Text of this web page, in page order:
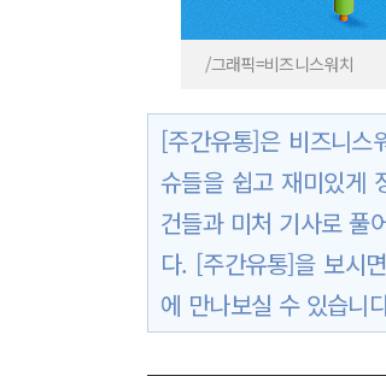
/그래픽=비즈니스워치
[주간유통]은 비즈니스
슈들을 쉽고 재미있게
건들과 미처 기사로 풀
다. [주간유통]을 보시
에 만나보실 수 있습니